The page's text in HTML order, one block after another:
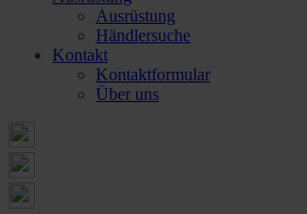
Ausrüstung
Händlersuche
Kontakt
Kontaktformular
Über uns